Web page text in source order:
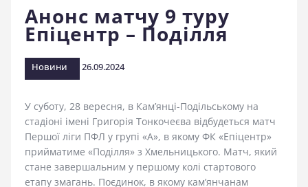
Фан-шоп
Правила поведінки на
стадіоні
Анонс матчу 9 туру
Епіцентр – Поділля
Новини 26.09.2024
У суботу, 28 вересня, в Кам’янці-Подільському на
стадіоні імені Григорія Тонкочеєва відбудеться матч
Першої ліги ПФЛ у групі «А», в якому ФК «Епіцентр»
прийматиме «Поділля» з Хмельницького. Матч, який
стане завершальним у першому колі стартового
етапу змагань. Поєдинок, в якому кам’янчанам